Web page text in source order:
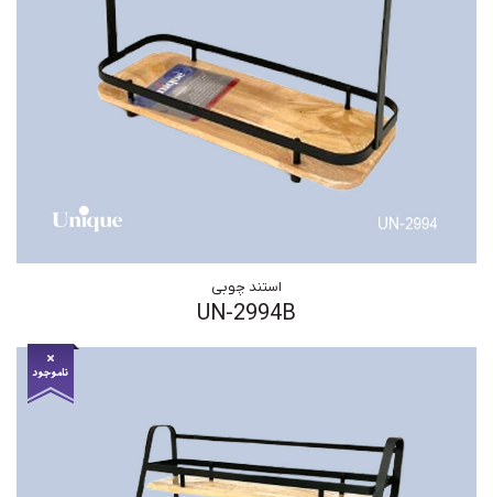
استند چوبی
UN-2994B